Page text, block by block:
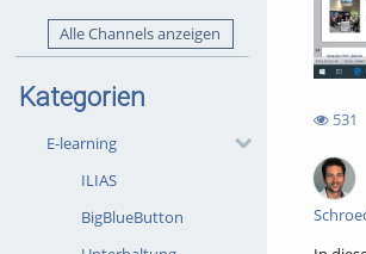
Alle Channels anzeigen
Kategorien
E-learning
ILIAS
BigBlueButton
531